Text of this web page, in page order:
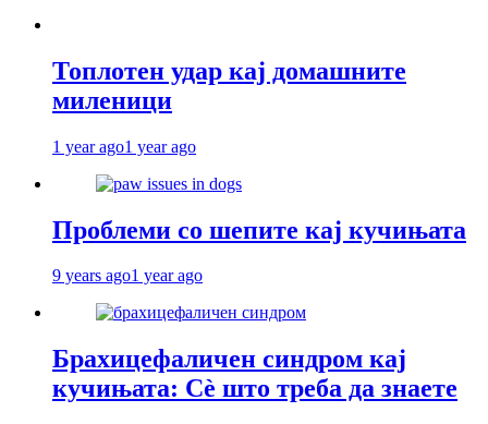
Топлотен удар кај домашните
миленици
1 year ago1 year ago
Проблеми со шепите кај кучињата
9 years ago1 year ago
Брахицефаличен синдром кај
кучињата: Сè што треба да знаете